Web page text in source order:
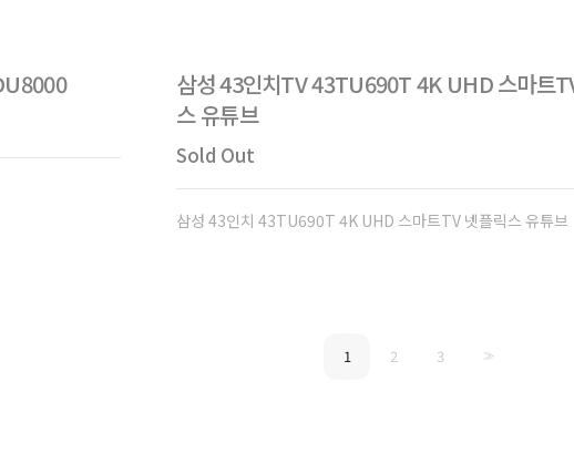
삼성 43인치TV 43TU690T 4K UHD 스마트
스 유튜브
Sold Out
삼성 43인치 43TU690T 4K UHD 스마트TV 넷플릭스 유튜브
1 2 3 >>